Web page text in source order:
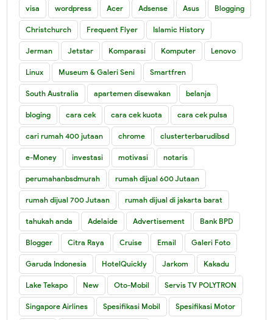
visa wordpress Acer Adsense Asus Blogging
Christchurch Frequent Flyer Islamic History
Jerman Jetstar Komparasi Komputer Lenovo
Linux Museum & Galeri Seni Smartfren
South Australia apartemen disewakan belanja
bloging cara cek cara cek kuota cara cek pulsa
cari rumah 400 jutaan chrome clusterterbarudibsd
e-Money investasi motivasi notaris
perumahanbsdmurah rumah dijual 600 Jutaan
rumah dijual 700 Jutaan rumah dijual di jakarta barat
tahukah anda Adelaide Advertisement Bank BPD
Blogger Citra Raya Cruise Email Galeri Foto
Garuda Indonesia HotelQuickly Jarkom Kakadu
Lake Tekapo New Oto-Mobil Servis TV POLYTRON
Singapore Airlines Spesifikasi Mobil Spesifikasi Motor